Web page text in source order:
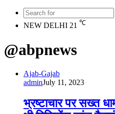
NEW DELHI 21 ℃
@abpnews
Ajab-Gajab
adminJuly 11, 2023
भ्रष्टाचार पर सख्त